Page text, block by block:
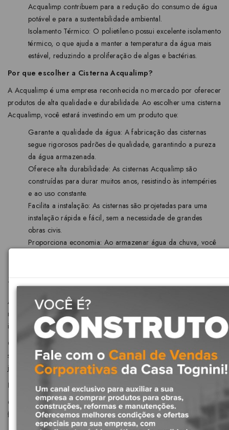
Acqualimp contribuem para a redução do consumo de água
potável e para a sustentabilidade ambiental.
Isolamento Térmico: O polietileno possui excelente isolamento
térmico, o que ajuda a manter a temperatura da água mais
estável, reduzindo a proliferação de algas e bactérias.
Por que escolher a Cisterna Acqualimp?
A Acqualimp é uma empresa reconhecida no mercado por oferecer
produtos de alta qualidade e durabilidade. Ao escolher uma cisterna
Acqualimp, você estará investindo em um produto que:
Garante a qualidade da água: A fabricação das cisternas
segue rigorosos padrões de qualidade, garantindo a pureza
da água armazenada.
Oferece alta durabilidade: As cisternas Acqualimp são
construídas para durar muitos anos, resistindo às intempéries
e ao uso constante.
Facilita a instalação: As cisternas são projetadas para uma
instalação rápida e fácil, sem a necessidade de grandes
obras civis.
Proporciona economia: Ao armazenar água da chuva, você
Tipos de aplicação:
Armazenar água da rede pública sem ocupar espaço na laje e
minimize os efeitos do racionamento em áreas com abastecimento
irregular.
Captar, armazenar água da chuva e a reutilizar para fins
secundários como lavagem do quintal, pisos e carros, irrigação de
jardins e descarga.
Importante:
Cisternas plásticas não podem ser enterradas na presença de lençol
freático.